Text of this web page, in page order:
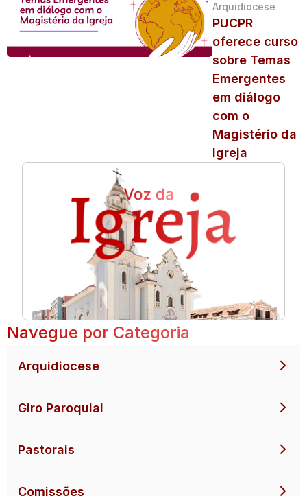
Arquidiocese
PUCPR
oferece curso
sobre Temas
Emergentes
em diálogo
com o
Magistério da
Igreja
Navegue por Categoria
Arquidiocese
Giro Paroquial
Pastorais
Comissões